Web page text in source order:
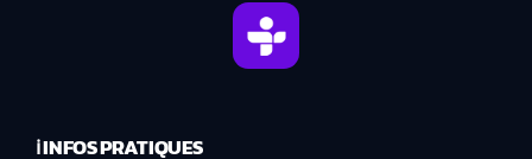
ℹ️ INFOS PRATIQUES